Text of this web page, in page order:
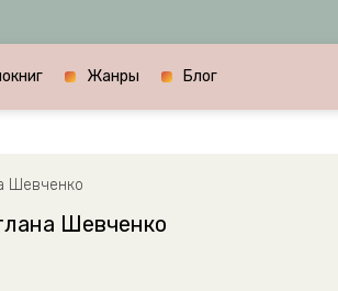
Жанры Блог
Шевченко
Шевченко